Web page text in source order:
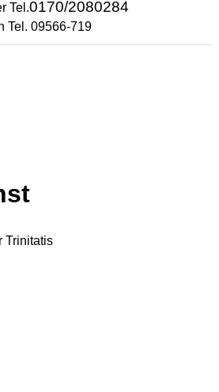
Tel.0170/2080284
Tel. 09566-719
Trinitatis